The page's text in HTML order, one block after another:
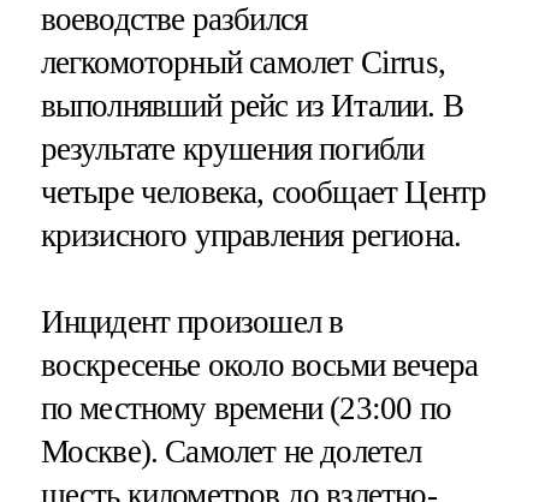
воеводстве разбился
легкомоторный самолет Cirrus,
выполнявший рейс из Италии. В
результате крушения погибли
четыре человека, сообщает Центр
кризисного управления региона.
Инцидент произошел в
воскресенье около восьми вечера
по местному времени (23:00 по
Москве). Самолет не долетел
шесть километров до взлетно-